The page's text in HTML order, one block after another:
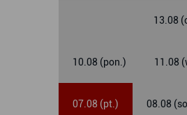
07.08 (pt.) 08.08
10.08 (pon.) 11.08
13.08